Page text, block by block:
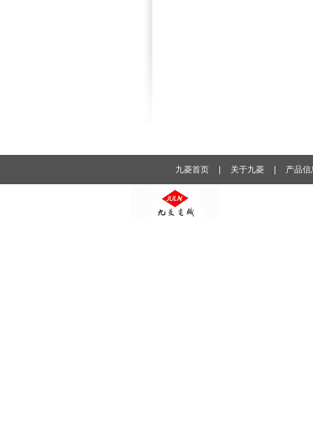
九菱首页 关于九菱 产品信